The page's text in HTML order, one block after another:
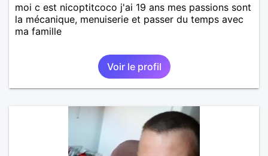
moi c est nicoptitcoco j'ai 19 ans mes passions sont
la mécanique, menuiserie et passer du temps avec
ma famille
Voir le profil